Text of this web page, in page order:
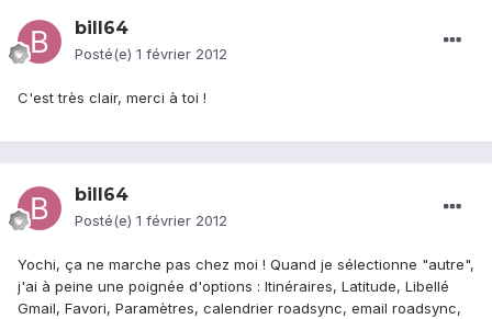
bill64
Posté(e) 1 février 2012
C'est très clair, merci à toi !
bill64
Posté(e) 1 février 2012
Yochi, ça ne marche pas chez moi ! Quand je sélectionne "autre",
j'ai à peine une poignée d'options : Itinéraires, Latitude, Libellé
Gmail, Favori, Paramètres, calendrier roadsync, email roadsync,